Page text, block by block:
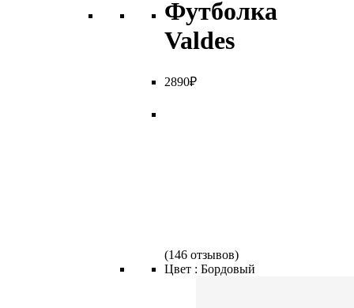
Футболка
Valdes
2890₽
(146 отзывов)
Цвет : Бордовый